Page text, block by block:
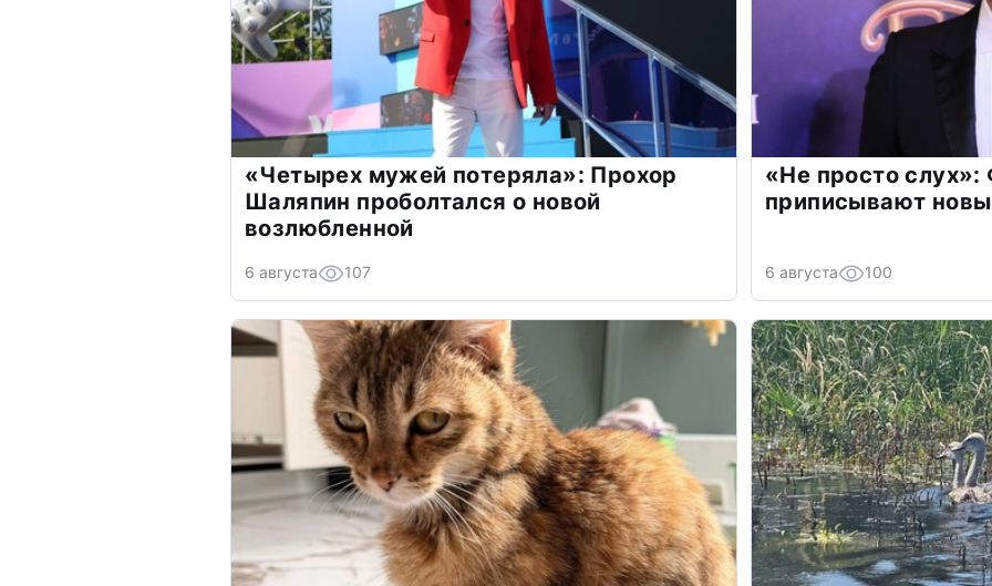
«Четырех мужей потеряла»: Прохор
Шаляпин проболтался о новой
возлюбленной
6 августа 107
«Не просто
приписывают
6 августа 100